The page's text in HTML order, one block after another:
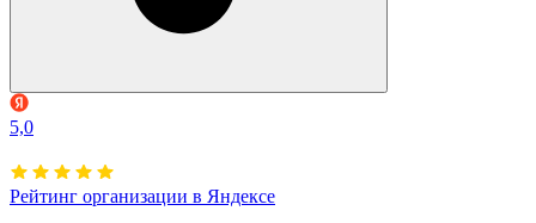
5,0
Рейтинг организации в Яндексе